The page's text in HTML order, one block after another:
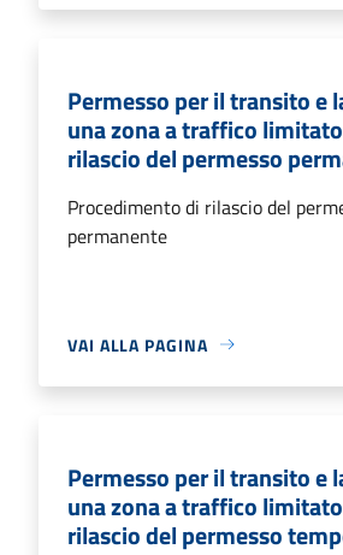
Permesso per il transito e
una zona a traffico
rilascio del permesso
Procedimento di rilascio del
permanente
VAI ALLA PAGINA
Permesso per il transito e
una zona a traffico
rilascio del permesso